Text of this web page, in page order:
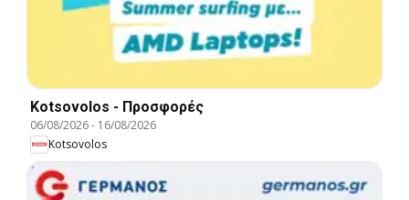
Kotsovolos - Προσφορές
06/08/2026- 16/08/2026
Kotsovolos